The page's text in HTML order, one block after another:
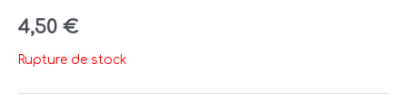
4,50 €
Rupture de stock